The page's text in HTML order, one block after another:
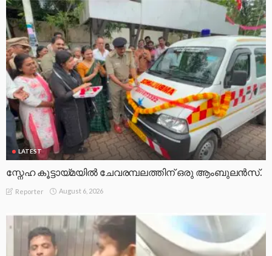
LATEST
സ്നേഹ കൂട്ടായ്മയിൽ ചേവരമ്പലത്തിന് ഒരു ആംബുലൻസ്.
Reporter August 6, 2026